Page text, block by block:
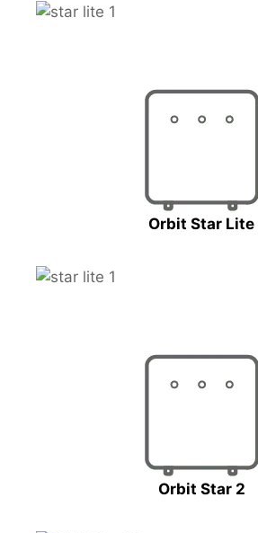
Orbit Star Lite
Orbit Star 2